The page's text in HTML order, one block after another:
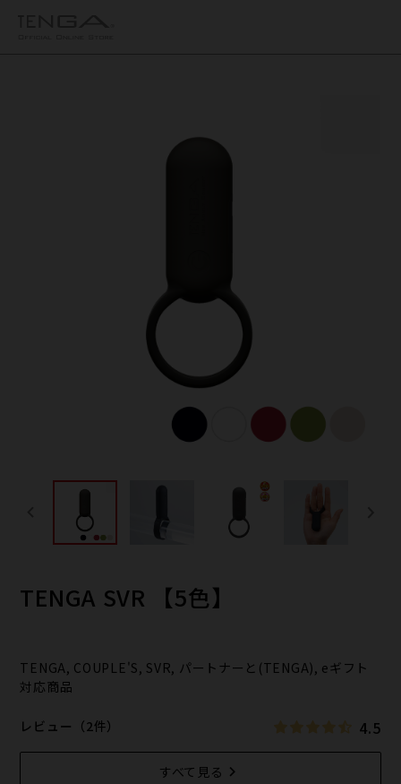
TENGA SVR 【5色】
TENGA, COUPLE'S, SVR, パートナーと(TENGA), eギフト
対応商品
レビュー（2件） 4.5
すべて見る